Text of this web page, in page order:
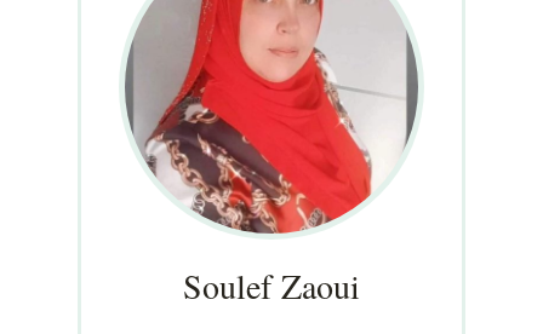
Soulef Zaoui